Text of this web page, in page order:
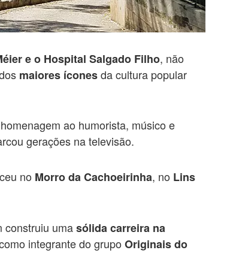
e o Hospital Salgado Filho, não
maiores íconesda cultura popular
ao humorista, músico e
gerações na televisão.
no Morro da Cachoeirinha, no Lins
construiu umasólida carreira na
integrante do grupo Originais do